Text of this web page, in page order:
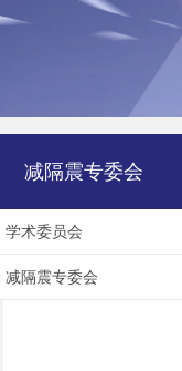
减隔震专委会
学术委员会
减隔震专委会